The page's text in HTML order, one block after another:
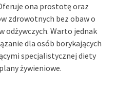
ona prostotę oraz
zdrowotnych bez obaw o
odżywczych. Warto jednak
dla osób borykających
specjalistycznej diety
żywieniowe.